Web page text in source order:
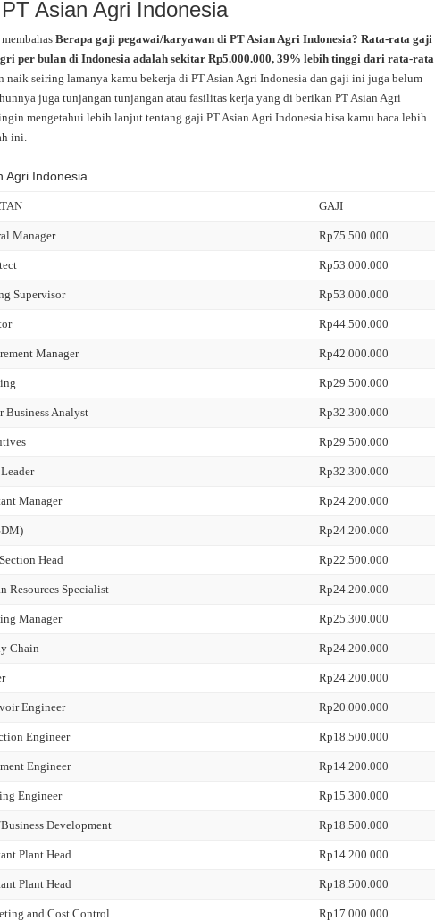
Asian Agri Indonesia
Berapa gaji pegawai/karyawan di PT Asian Agri Indonesia? Rata-rata gaji
per bulan di Indonesia adalah sekitar Rp5.000.000, 39% lebih tinggi dari rata-rata
naik seiring lamanya kamu bekerja di PT Asian Agri Indonesia dan gaji ini juga belum
juga tunjangan tunjangan atau fasilitas kerja yang di berikan PT Asian Agri
mengetahui lebih lanjut tentang gaji PT Asian Agri Indonesia bisa kamu baca lebih
ini.
Agri Indonesia
GAJI
Manager Rp75.500.000
Rp53.000.000
Supervisor Rp53.000.000
Rp44.500.000
Manager Rp42.000.000
Rp29.500.000
Business Analyst Rp32.300.000
Rp29.500.000
Rp32.300.000
Manager Rp24.200.000
Rp24.200.000
Head Rp22.500.000
Resources Specialist Rp24.200.000
Manager Rp25.300.000
Chain Rp24.200.000
Rp24.200.000
Engineer Rp20.000.000
Engineer Rp18.500.000
Engineer Rp14.200.000
Engineer Rp15.300.000
Development Rp18.500.000
Plant Head Rp14.200.000
Plant Head Rp18.500.000
and Cost Control Rp17.000.000